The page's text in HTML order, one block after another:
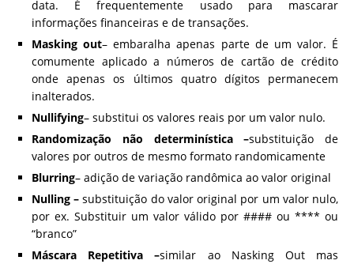
data. É frequentemente usado para mascarar
informações financeiras e de transações.
Masking out– embaralha apenas parte de um valor. É
comumente aplicado a números de cartão de crédito
onde apenas os últimos quatro dígitos permanecem
inalterados.
Nullifying– substitui os valores reais por um valor nulo.
Randomização não determinística –substituição de
valores por outros de mesmo formato randomicamente
Blurring– adição de variação randômica ao valor original
Nulling –substituição do valor original por um valor nulo,
por ex. Substituir um valor válido por #### ou **** ou
“branco”
Máscara Repetitiva –similar ao Nasking Out mas